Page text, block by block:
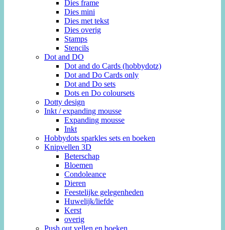
Dies frame
Dies mini
Dies met tekst
Dies overig
Stamps
Stencils
Dot and DO
Dot and do Cards (hobbydotz)
Dot and Do Cards only
Dot and Do sets
Dots en Do coloursets
Dotty design
Inkt / expanding mousse
Expanding mousse
Inkt
Hobbydots sparkles sets en boeken
Knipvellen 3D
Beterschap
Bloemen
Condoleance
Dieren
Feestelijke gelegenheden
Huwelijk/liefde
Kerst
overig
Push out vellen en boeken